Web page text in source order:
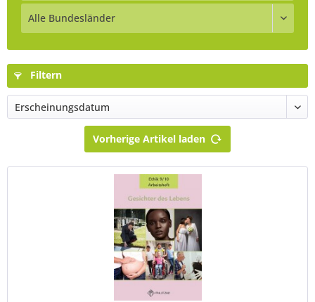
Filtern
Vorherige Artikel laden